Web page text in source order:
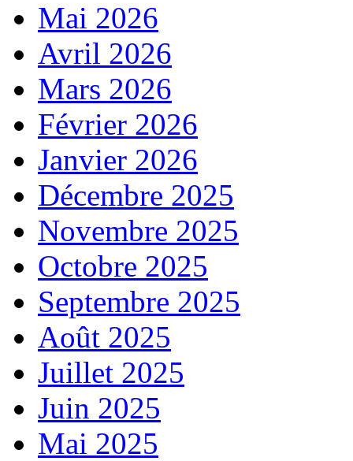
Mai 2026
Avril 2026
Mars 2026
Février 2026
Janvier 2026
Décembre 2025
Novembre 2025
Octobre 2025
Septembre 2025
Août 2025
Juillet 2025
Juin 2025
Mai 2025